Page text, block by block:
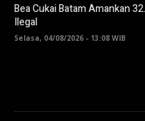
Bea Cukai Batam Amankan
Ilegal
Selasa, 04/08/2026 - 13:08 WIB